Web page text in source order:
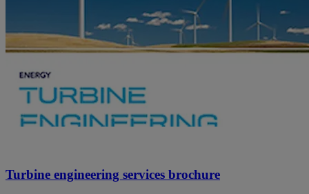
Turbine engineering services brochure